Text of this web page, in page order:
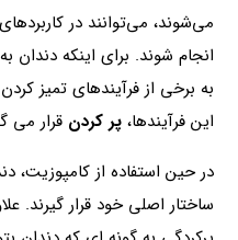
می‌شوند، می‌توانند در
انجام شوند. برای اینکه دندان
به برخی از فرآیندهای تمیز
این فرآیندها، پر کردن قرار می
در حین استفاده از کامپوزیت،
ساختار اصلی خود قرار گیرند.